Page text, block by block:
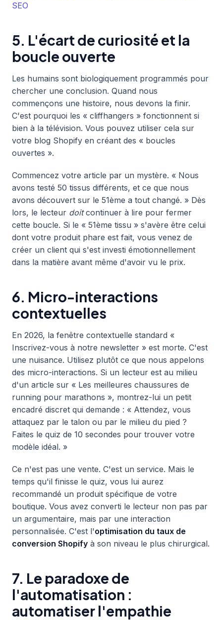
SEO
5. L'écart de curiosité et la
boucle ouverte
Les humains sont biologiquement programmés pour
chercher une conclusion. Quand nous
commençons une histoire, nous devons la finir.
C'est pourquoi les « cliffhangers » fonctionnent si
bien à la télévision. Vous pouvez utiliser cela sur
votre blog Shopify en créant des « boucles
ouvertes ».
Commencez votre article par un mystère. « Nous
avons testé 50 tissus différents, et ce que nous
avons découvert sur le 51ème a tout changé. » Dès
lors, le lecteur doitcontinuer à lire pour fermer
cette boucle. Si le « 51ème tissu » s'avère être celui
dont votre produit phare est fait, vous venez de
créer un client qui s'est investi émotionnellement
dans la matière avant même d'avoir vu le prix.
6. Micro-interactions
contextuelles
En 2026, la fenêtre contextuelle standard «
Inscrivez-vous à notre newsletter » est morte. C'est
une nuisance. Utilisez plutôt ce que nous appelons
des micro-interactions. Si un lecteur est au milieu
d'un article sur « Les meilleures chaussures de
running pour marathons », montrez-lui un petit
encadré discret qui demande : « Attendez, vous
attaquez par le talon ou par le milieu du pied ?
Faites le quiz de 10 secondes pour trouver votre
modèle idéal. »
Ce n'est pas une vente. C'est un service. Mais le
temps qu'il finisse le quiz, vous lui aurez
recommandé un produit spécifique de votre
boutique. Vous avez converti le lecteur non pas par
un argumentaire, mais par une interaction
personnalisée. C'est l'optimisation du taux de
conversion Shopify à son niveau le plus chirurgical.
7. Le paradoxe de
l'automatisation :
automatiser l'empathie